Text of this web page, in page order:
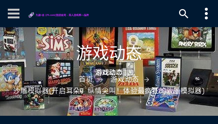
游戏动态
首页
游戏动态
沙雕模拟器(开启耳朵，纵情尖叫！体验最疯狂的沙雕模拟器)